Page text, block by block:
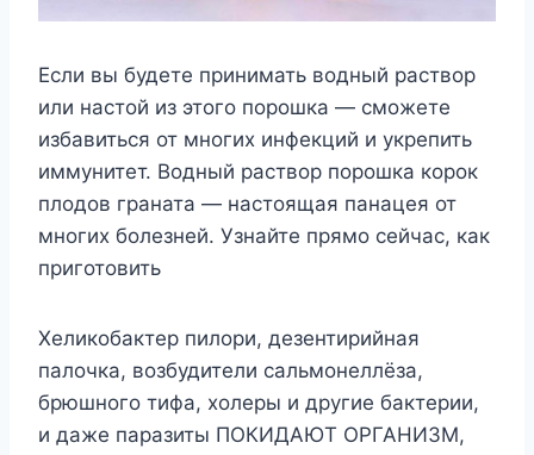
Если вы будете принимать водный раствор
или настой из этого порошка — сможете
избавиться от многих инфекций и укрепить
иммунитет. Водный раствор порошка корок
плодов граната — настоящая панацея от
многих болезней. Узнайте прямо сейчас, как
приготовить
Хеликобактер пилори, дезентирийная
палочка, возбудители сальмонеллёза,
брюшного тифа, холеры и другие бактерии,
и даже паразиты ПОКИДАЮТ ОРГАНИЗМ,